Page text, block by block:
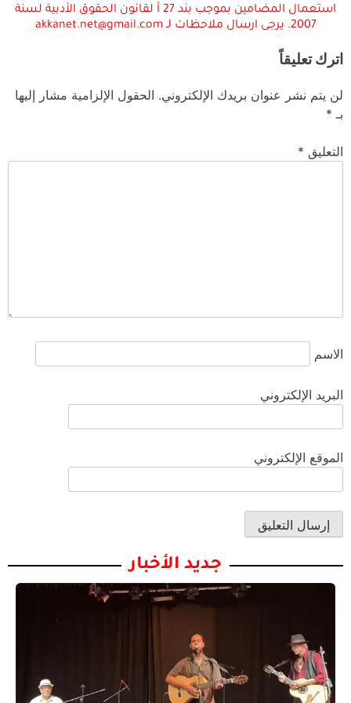
استعمال المضامين بموجب بند 27 أ لقانون الحقوق الأدبية لسنة
2007. يرجى ارسال ملاحظات لـ akkanet.net@gmail.com
اترك تعليقاً
لن يتم نشر عنوان بريدك الإلكتروني. الحقول الإلزامية مشار إليها
بـ *
التعليق *
الاسم
البريد الإلكتروني
الموقع الإلكتروني
جديد الأخبار